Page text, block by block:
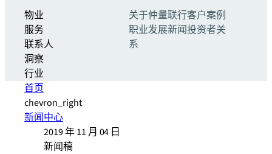
物业
服务
联系人
洞察
行业
关于仲量联行客户案例
职业发展新闻投资者关
系
首页
chevron_right
新闻中心
2019 年 11 月 04 日
新闻稿